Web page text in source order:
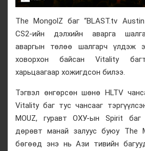
The MongolZ баг “BLAST.tv
CS2-ийн дэлхийн аварга
аваргын төлөө шалгарч үлдэж
ховорхон байсан Vitality
харьцаагаар хожигдсон билээ.
Тэгвэл өнгөрсөн шөнө HLTV
Vitality баг тус чансааг
MOUZ, гуравт ОХУ-ын Spirit
дөрөвт манай залуус буюу The
бөгөөд энэ нь Ази тивийн